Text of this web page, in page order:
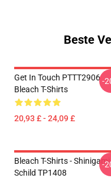
Beste
Get In Touch PTTT2906
Bleach T-Shirts
20,93 £ - 24,09 £
-
Bleach T-Shirts - Shinigami
Schild TP1408
-